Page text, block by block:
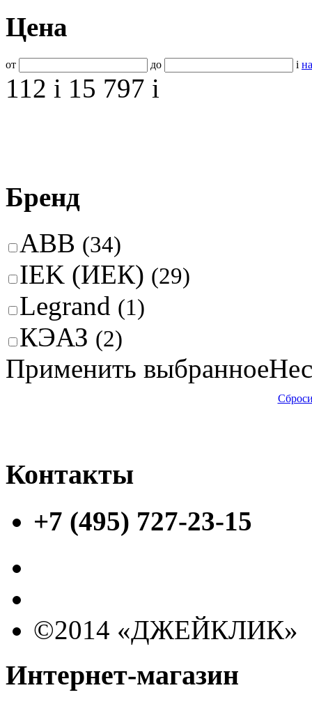
Цена
от до i
112 i 15 797 i
Бренд
ABB (34)
IEK (ИЕК) (29)
Legrand (1)
КЭАЗ (2)
Применить выбранное
Контакты
+7 (495) 727-23-15
©2014 «ДЖЕЙКЛИК»
Интернет-магазин